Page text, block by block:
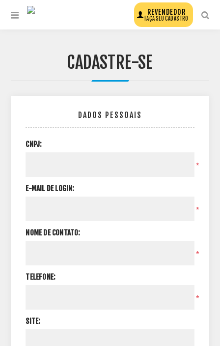
REVENDEDOR
FAÇA SEU CADASTRO
CADASTRE-SE
DADOS PESSOAIS
CNPJ:
*
E-MAIL DE LOGIN:
*
NOME DE CONTATO:
*
TELEFONE:
*
SITE: